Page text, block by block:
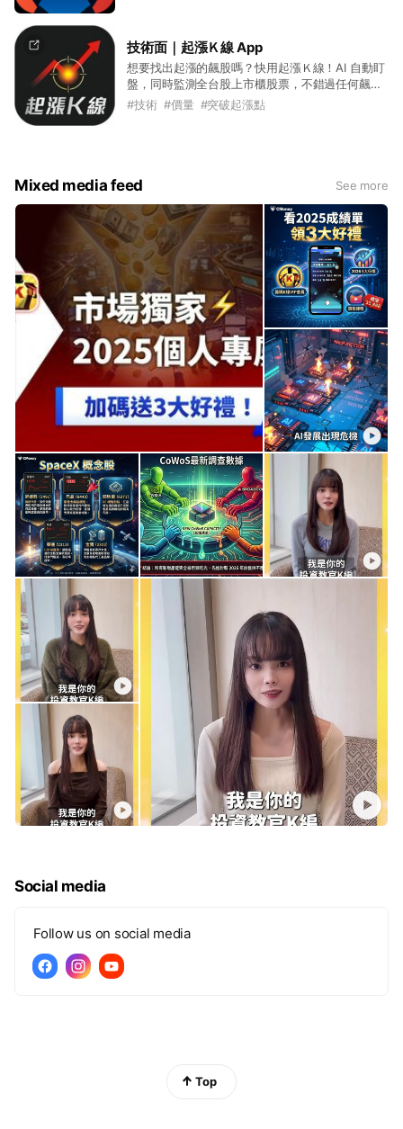
技術面｜起漲Ｋ線 App
想要找出起漲的飆股嗎？快用起漲Ｋ線！AI 自動盯
盤，同時監測全台股上市櫃股票，不錯過任何飆股
即將發動的機會！ 內建提供：提供飆股起漲即時訊
#技術 #價量 #突破起漲點
Mixed media feed See more
Social media
Follow us on social media
Top